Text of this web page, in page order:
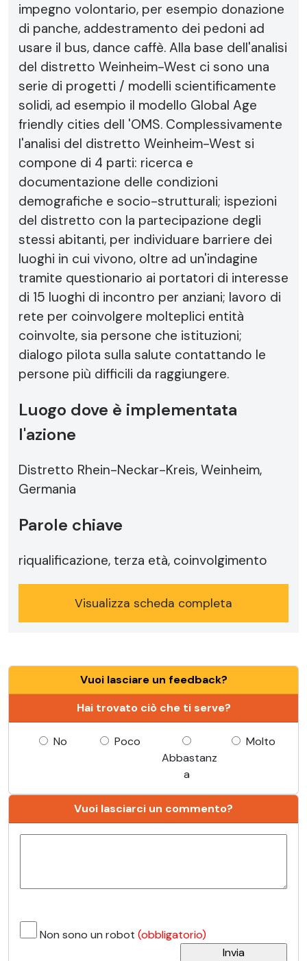
impegno volontario, per esempio donazione
di panche, addestramento dei pedoni ad
usare il bus, dance caffè. Alla base dell'analisi
del distretto Weinheim-West ci sono una
serie di progetti / modelli scientificamente
solidi, ad esempio il modello Global Age
friendly cities dell 'OMS. Complessivamente
l'analisi del distretto Weinheim-West si
compone di 4 parti: ricerca e
documentazione delle condizioni
demografiche e socio-strutturali; ispezioni
del distretto con la partecipazione degli
stessi abitanti, per individuare barriere dei
luoghi in cui vivono, oltre ad un'indagine
tramite questionario ai portatori di interesse
di 15 luoghi di incontro per anziani; lavoro di
rete per coinvolgere molteplici entità
coinvolte, sia persone che istituzioni;
dialogo pilota sulla salute contattando le
persone più difficili da raggiungere.
Luogo dove è implementata
l'azione
Distretto Rhein-Neckar-Kreis, Weinheim,
Germania
Parole chiave
riqualificazione, terza età, coinvolgimento
Visualizza scheda completa
Vuoi lasciare un feedback?
Hai trovato ciò che ti serve?
No
Poco
Abbastanz
a
Molto
Vuoi lasciarci un commento?
Non sono un robot (obbligatorio)